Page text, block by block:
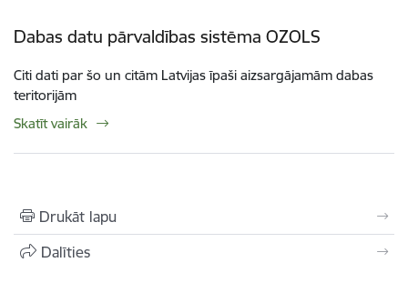
Dabas datu pārvaldības sistēma OZOLS
Citi dati par šo un citām Latvijas īpaši aizsargājamām dabas
teritorijām
Skatīt vairāk
Drukāt lapu
Dalīties